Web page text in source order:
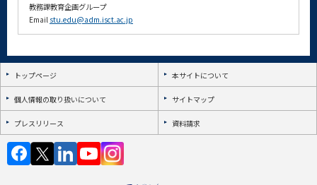
教務課教育企画グループ
Email stu.edu@adm.isct.ac.jp
トップページ 本サイトについて
個人情報の取り扱いについて サイトマップ
プレスリリース 資料請求